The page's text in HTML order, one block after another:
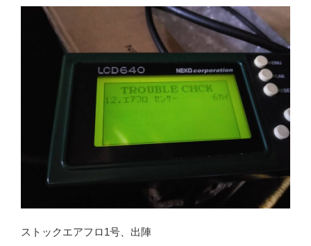
ストックエアフロ1号、出陣